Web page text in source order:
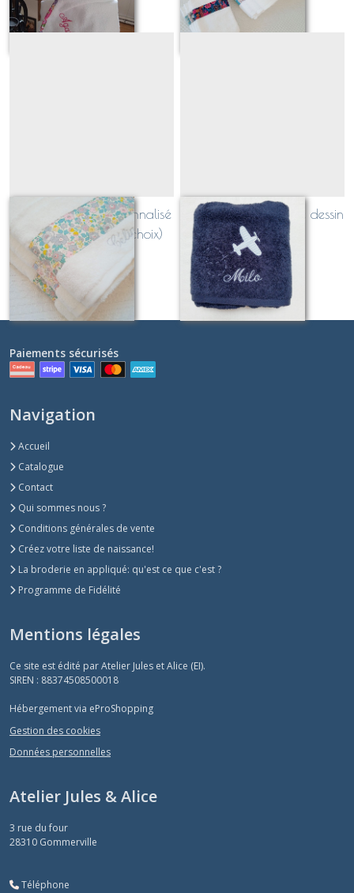
linge de toilette personnalisé
avec frise (tissu au choix)
À partir de
linge de toilette brodé dessin
À partir de 22
Paiements sécurisés
Navigation
Accueil
Catalogue
Contact
Qui sommes nous ?
Conditions générales de vente
Créez votre liste de naissance!
La broderie en appliqué: qu'est ce que c'est ?
Programme de Fidélité
Mentions légales
Ce site est édité par Atelier Jules et Alice (EI).
SIREN : 88374508500018
Hébergement via eProShopping
Gestion des cookies
Données personnelles
Atelier Jules & Alice
3 rue du four
28310 Gommerville
Téléphone